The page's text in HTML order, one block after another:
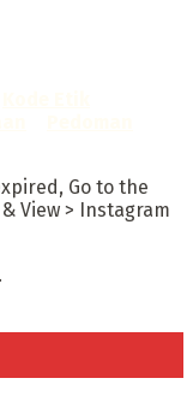
Go to the
View > Instagram